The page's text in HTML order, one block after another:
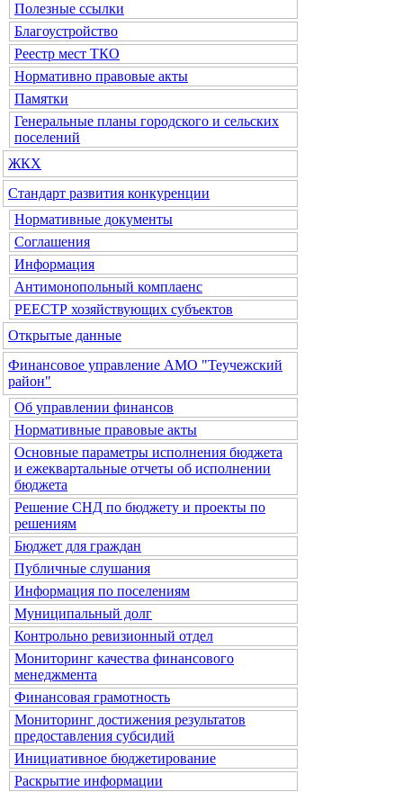
Полезные ссылки
Благоустройство
Реестр мест ТКО
Нормативно правовые акты
Памятки
Генеральные планы городского и сельских
поселений
ЖКХ
Стандарт развития конкуренции
Нормативные документы
Соглашения
Информация
Антимонопольный комплаенс
РЕЕСТР хозяйствующих субъектов
Открытые данные
Финансовое управление АМО "Теучежский
район"
Об управлении финансов
Нормативные правовые акты
Основные параметры исполнения бюджета
и ежеквартальные отчеты об исполнении
бюджета
Решение СНД по бюджету и проекты по
решениям
Бюджет для граждан
Публичные слушания
Информация по поселениям
Муниципальный долг
Контрольно ревизионный отдел
Мониторинг качества финансового
менеджмента
Финансовая грамотность
Мониторинг достижения результатов
предоставления субсидий
Инициативное бюджетирование
Раскрытие информации